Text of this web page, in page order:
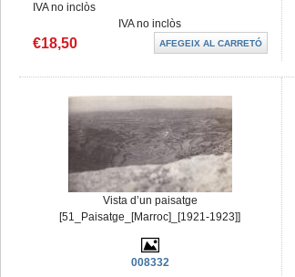
IVA no inclòs
IVA no inclòs
€18,50
Vista d’un paisatge
[51_Paisatge_[Marroc]_[1921-1923]]
008332